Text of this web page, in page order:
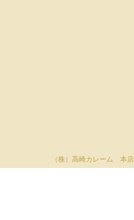
（株）高崎カレーム 本店